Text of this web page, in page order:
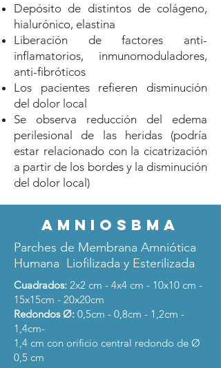
Depósito de distintos de colágeno,
hialurónico, elastina
Liberación de factores anti-
inflamatorios, inmunomoduladores,
anti-fibróticos
Los pacientes refieren disminución
del dolor local
Se observa reducción del edema
perilesional de las heridas (podría
estar relacionado con la cicatrización
a partir de los bordes y la disminución
del dolor local)
AMNIOSBma
Parches de Membrana Amniótica
Humana Liofilizada y Esterilizada
Cuadrados: 2x2 cm - 4x4 cm - 10x10 cm -
15x15cm - 20x20cm
Redondos Ø: 0,5cm - 0,8cm - 1,2cm -
1,4cm-
1,4 cm con orificio central redondo de Ø
0,5 cm